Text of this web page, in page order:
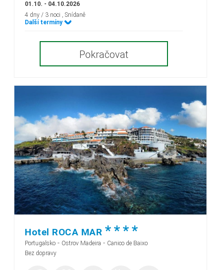
01.10. - 04.10.2026
4 dny / 3 noci , Snídaně
Další termíny
Pokračovat
Hotel ROCA MAR ****
Portugalsko - Ostrov Madeira - Canico de Baixo
Bez dopravy